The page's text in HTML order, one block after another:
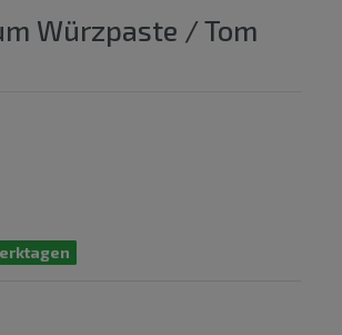
Würzpaste / Tom